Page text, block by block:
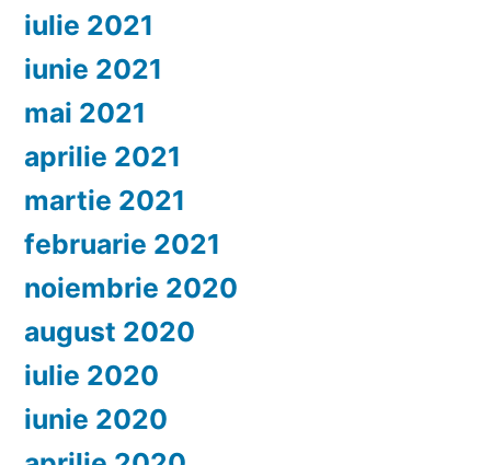
iulie 2021
iunie 2021
mai 2021
aprilie 2021
martie 2021
februarie 2021
noiembrie 2020
august 2020
iulie 2020
iunie 2020